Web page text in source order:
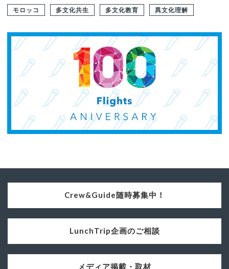
モロッコ 多文化共生 多文化教育 異文化理解
Crew&Guide随時募集中！
LunchTrip企画のご相談
メディア掲載・取材